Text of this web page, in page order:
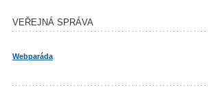
VEŘEJNÁ SPRÁVA
Webparáda